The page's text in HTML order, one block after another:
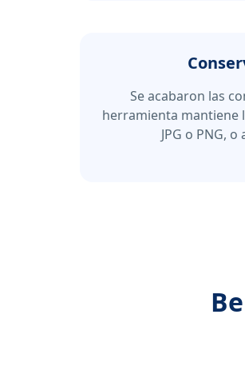
Se acabaron las
herramienta mantiene
JPG o PNG,